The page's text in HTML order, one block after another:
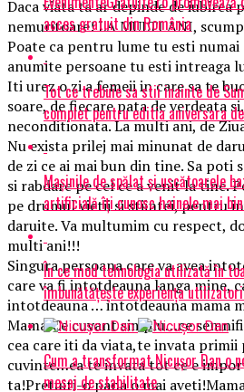
Daca viata ta ar depinde de
nemuritoare! LA MULTI ANI,
Poate ca pentru lume tu esti
anumite persoane tu esti intreaga
Iti urez o zi a femeii in care sa te
soare, de fiecare pata de verdeata
neconditionata. La multi ani, de
Nu exista prilej mai minunat de
de zi ce ai mai bun din tine. Sa poti
si rabdare pe cel ce a venit la tine.
pe drumul vietii si stiintei, pentru
daruite. Va multumim cu respect,
multi ani!!!
Singura persoana care va avea
care va fi intotdeauna langa mine,
intotdeauna … intotdeauna mama
Mama!Ce cuvant simplu…ce
cea care iti da viata,te invata
cuvinte…ea te invata tot ce e
ta!Pretuiti-o pana o mai
acces gratuit din România
Tot ce trebuie sa stii inainte de
complet pentru editia aniversara
Mașinile de spălat și uscătoarele
artificială îți cunosc hainele mai
În ce mod tehnologia utilizată în
îmbunătățește experiența
Cum a transformat Nicușor Dan o
mesaj de stabilitate